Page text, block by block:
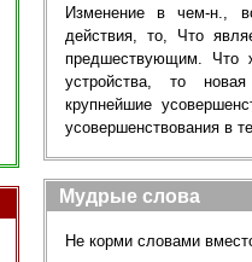
Изменение в чем-н.,
действия, то, Что
предшествующим. Что
устройства, то
крупнейшие
усовершенствования в
Мудрые слова
Не корми словами